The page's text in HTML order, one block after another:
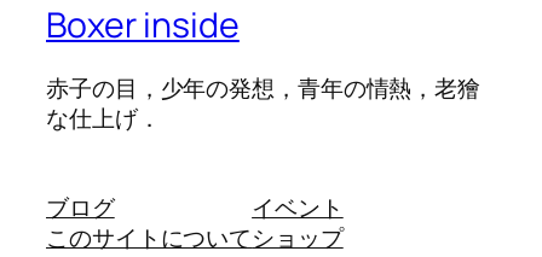
Boxer inside
赤子の目，少年の発想，青年の情熱，老獪
な仕上げ．
ブログ
このサイトについて
イベント
ショップ